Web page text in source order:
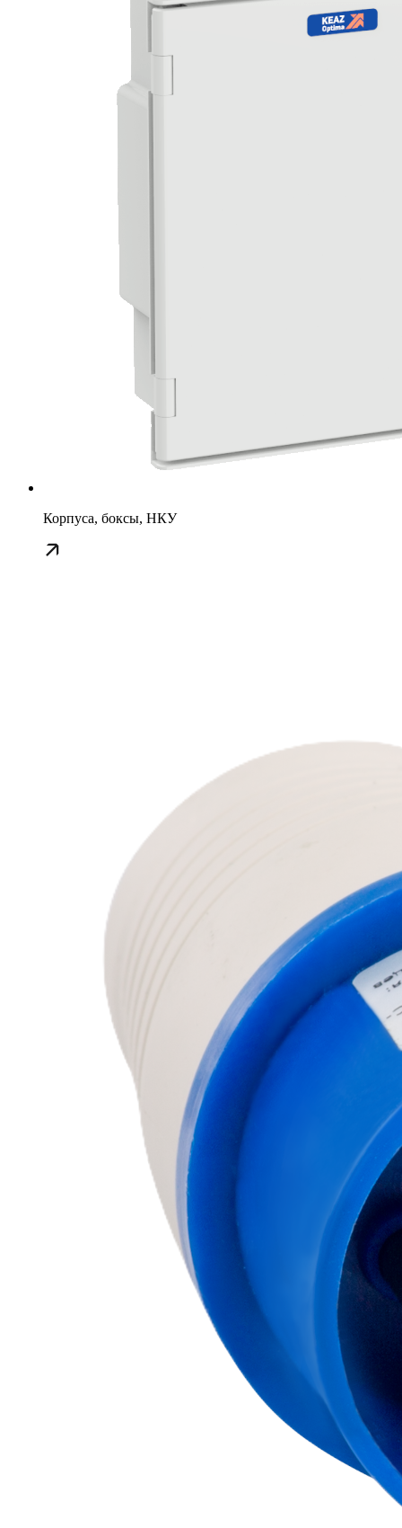
Корпуса, боксы, НКУ